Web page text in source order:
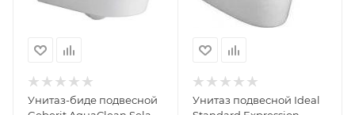
Унитаз-биде подвесной
Унитаз подвесной Ideal